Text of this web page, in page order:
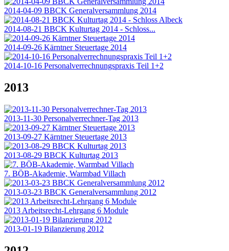
2014-04-09 BBCK Generalversammlung 2014
2014-08-21 BBCK Kulturtag 2014 - Schloss...
2014-09-26 Kärntner Steuertage 2014
2014-10-16 Personalverrechnungspraxis Teil 1+2
2013
2013-11-30 Personalverrechner-Tag 2013
2013-09-27 Kärntner Steuertage 2013
2013-08-29 BBCK Kulturtag 2013
7. BÖB-Akademie, Warmbad Villach
2013-03-23 BBCK Generalversammlung 2012
2013 Arbeitsrecht-Lehrgang 6 Module
2013-01-19 Bilanzierung 2012